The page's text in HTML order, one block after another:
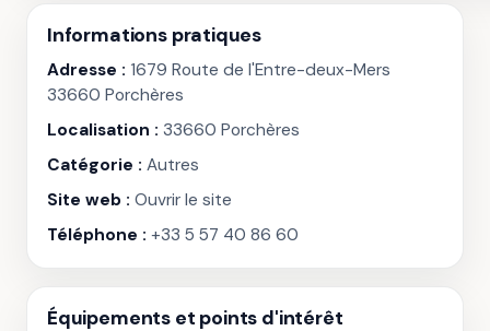
Informations pratiques
Adresse : 1679 Route de l'Entre-deux-Mers
33660 Porchères
Localisation : 33660 Porchères
Catégorie : Autres
Site web : Ouvrir le site
Téléphone : +33 5 57 40 86 60
Équipements et points d'intérêt